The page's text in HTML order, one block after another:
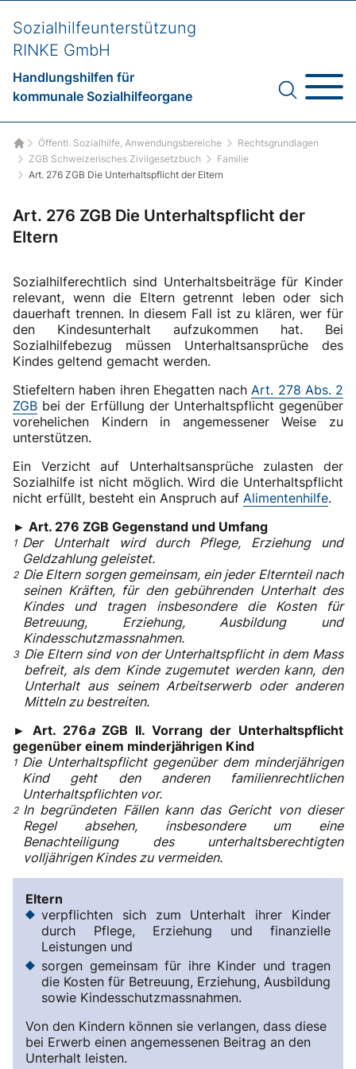
Sozialhilfeunterstützung
RINKE GmbH
Handlungshilfen für
kommunale Sozialhilfeorgane
Startseite
Öffentl. Sozialhilfe, Anwendungsbereiche
Rechtsgrundlagen
ZGB Schweizerisches Zivilgesetzbuch
Familie
Art. 276 ZGB Die Unterhaltspflicht der Eltern
Art. 276 ZGB Die Unterhaltspflicht der
Eltern
Sozialhilferechtlich sind Unterhaltsbeiträge für Kinder
relevant, wenn die Eltern getrennt leben oder sich
dauerhaft trennen. In diesem Fall ist zu klären, wer für
den Kindesunterhalt aufzukommen hat. Bei
Sozialhilfebezug müssen Unterhaltsansprüche des
Kindes geltend gemacht werden.
Stiefeltern haben ihren Ehegatten nachArt. 278 Abs. 2
ZGB bei der Erfüllung der Unterhaltspflicht gegenüber
vorehelichen Kindern in angemessener Weise zu
unterstützen.
Ein Verzicht auf Unterhaltsansprüche zulasten der
Sozialhilfe ist nicht möglich. Wird die Unterhaltspflicht
nicht erfüllt, besteht ein Anspruch auf Alimentenhilfe.
► Art. 276 ZGB Gegenstand und Umfang
Der Unterhalt wird durch Pflege, Erziehung und
Geldzahlung geleistet.
Die Eltern sorgen gemeinsam, ein jeder Elternteil nach
seinen Kräften, für den gebührenden Unterhalt des
Kindes und tragen insbesondere die Kosten für
Betreuung, Erziehung, Ausbildung und
Kindesschutzmassnahmen.
Die Eltern sind von der Unterhaltspflicht in dem Mass
befreit, als dem Kinde zugemutet werden kann, den
Unterhalt aus
seinem Arbeitserwerb oder anderen
Mitteln zu bestreiten.
► Art. 276aZGB II. Vorrang der Unterhaltspflicht
gegenüber einem minderjährigen Kind
Die Unterhaltspflicht gegenüber dem minderjährigen
Kind geht den anderen familienrechtlichen
Unterhaltspflichten vor.
In begründeten Fällen kann das Gericht von dieser
Regel absehen, insbesondere um eine
Benachteiligung des unterhaltsberechtigten
volljährigen Kindes zu vermeiden.
Eltern
verpflichten sich zum Unterhalt ihrer Kinder
durch Pflege, Erziehung und finanzielle
Leistungen und
sorgen gemeinsam für ihre Kinder und tragen
die Kosten für Betreuung, Erziehung, Ausbildung
sowie Kindesschutzmassnahmen.
Von den Kindern können sie verlangen, dass diese
bei Erwerb einen angemessenen Beitrag an den
Unterhalt leisten.